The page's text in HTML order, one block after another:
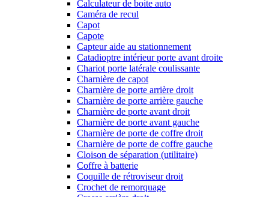
Calculateur de boite auto
Caméra de recul
Capot
Capote
Capteur aide au stationnement
Catadioptre intérieur porte avant droite
Chariot porte latérale coulissante
Charnière de capot
Charnière de porte arrière droit
Charnière de porte arrière gauche
Charnière de porte avant droit
Charnière de porte avant gauche
Charnière de porte de coffre droit
Charnière de porte de coffre gauche
Cloison de séparation (utilitaire)
Coffre à batterie
Coquille de rétroviseur droit
Crochet de remorquage